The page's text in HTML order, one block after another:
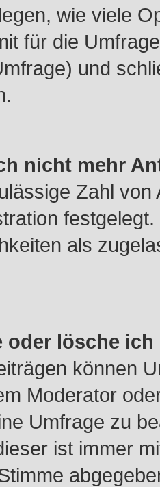
wie viele
für die
und
nicht mehr
Zahl
als
oder lösche
können
Moderator
Umfrage zu
ist immer